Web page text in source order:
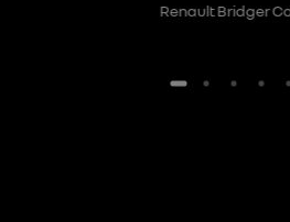
Renault Bridger